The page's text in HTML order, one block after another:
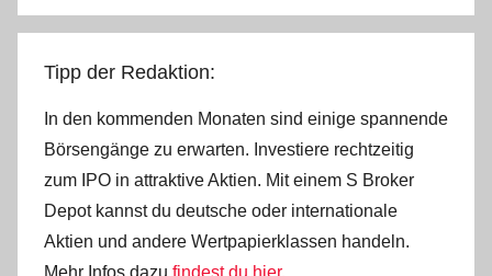
Tipp der Redaktion:
In den kommenden Monaten sind einige spannende
Börsengänge zu erwarten. Investiere rechtzeitig
zum IPO in attraktive Aktien. Mit einem S Broker
Depot kannst du deutsche oder internationale
Aktien und andere Wertpapierklassen handeln.